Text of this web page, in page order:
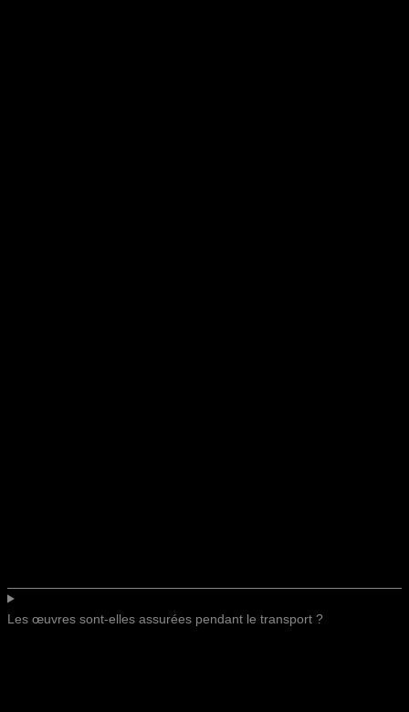
Les œuvres sont-elles assurées pendant le transport ?